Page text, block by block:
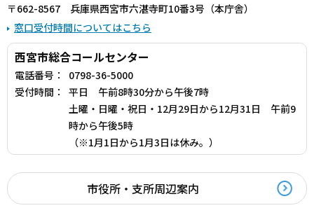
〒662-8567 兵庫県西宮市六湛寺町10番3号（本庁舎）
窓口受付時間についてはこちら
西宮市総合コールセンター
電話番号：
0798-36-5000
受付時間：
平日 午前8時30分から午後7時
土曜・日曜・祝日・12月29日から12月31日 午前9
時から午後5時
（※1月1日から1月3日は休み。）
市役所・支所周辺案内